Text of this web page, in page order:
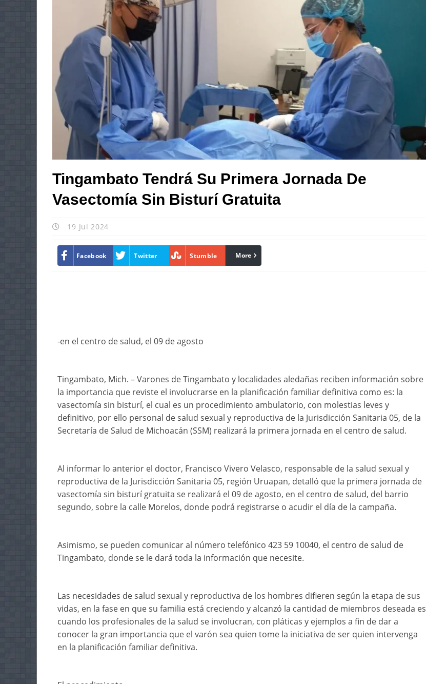
Tingambato Tendrá Su Primera Jornada De
Vasectomía Sin Bisturí Gratuita
19 Jul 2024
Facebook Twitter Stumble linkedin
More
-en el centro de salud, el 09 de agosto
Tingambato, Mich. – Varones de Tingambato y localidades aledañas reciben información sobre
la importancia que reviste el involucrarse en la planificación familiar definitiva como es: la
vasectomía sin bisturí, el cual es un procedimiento ambulatorio, con molestias leves y
definitivo, por ello personal de salud sexual y reproductiva de la Jurisdicción Sanitaria 05, de la
Secretaría de Salud de Michoacán (SSM) realizará la primera jornada en el centro de salud.
Al informar lo anterior el doctor, Francisco Vivero Velasco, responsable de la salud sexual y
reproductiva de la Jurisdicción Sanitaria 05, región Uruapan, detalló que la primera jornada de
vasectomía sin bisturí gratuita se realizará el 09 de agosto, en el centro de salud, del barrio
segundo, sobre la calle Morelos, donde podrá registrarse o acudir el día de la campaña.
Asimismo, se pueden comunicar al número telefónico 423 59 10040, el centro de salud de
Tingambato, donde se le dará toda la información que necesite.
Las necesidades de salud sexual y reproductiva de los hombres difieren según la etapa de sus
vidas, en la fase en que su familia está creciendo y alcanzó la cantidad de miembros deseada es
cuando los profesionales de la salud se involucran, con pláticas y ejemplos a fin de dar a
conocer la gran importancia que el varón sea quien tome la iniciativa de ser quien intervenga
en la planificación familiar definitiva.